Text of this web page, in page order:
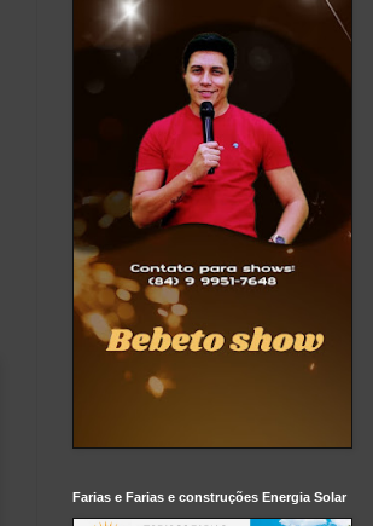
Farias e Farias e construções Energia Solar